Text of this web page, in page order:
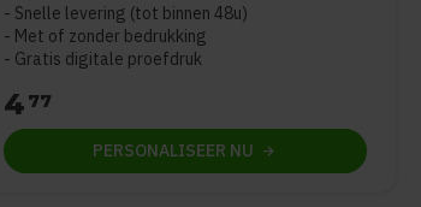
Snelle levering (tot binnen 48u)
Met of zonder bedrukking
Gratis digitale proefdruk
4 77
PERSONALISEER NU